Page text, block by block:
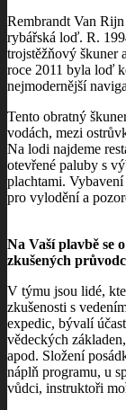
Rembrandt Van
rybářská loď. R.
trojstěžňový škuner
roce 2011 byla loď
nejmodernější
Tento obratný
vodách, mezi
Na lodi najdeme
otevřené paluby s
plachtami.
pro vylodění a
Na Vaší plavbě se
zkušených
V týmu jsou lidé,
zkušenosti s
expedic, bývalí
vědeckých
apod. Složení
náplň programu, u
vůdci, instruktoři